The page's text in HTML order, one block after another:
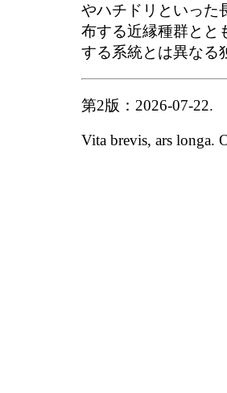
やハチドリといった
布する近縁種群とと
する系統とは異なる
第2版：2026-07-22.
Vita brevis, ars longa.